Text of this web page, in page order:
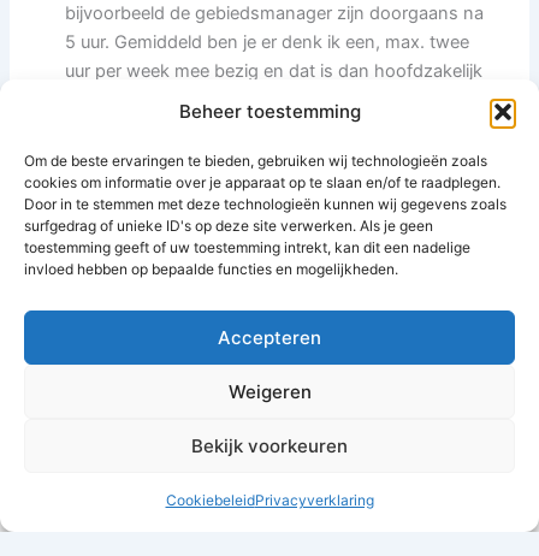
Beheer toestemming
Om de beste ervaringen te bieden, gebruiken wij technologieën zoals
cookies om informatie over je apparaat op te slaan en/of te raadplegen.
Door in te stemmen met deze technologieën kunnen wij gegevens zoals
surfgedrag of unieke ID's op deze site verwerken. Als je geen
toestemming geeft of uw toestemming intrekt, kan dit een nadelige
invloed hebben op bepaalde functies en mogelijkheden.
Accepteren
Weigeren
Bekijk voorkeuren
CookiebeleidPrivacyverklaring
bijvoorbeeld de gebiedsmanager zijn doorgaans na
5 uur. Gemiddeld ben je er denk ik een, max. twee
uur per week mee bezig en dat is dan hoofdzakelijk
mailverkeer. Mocht je interesse hebben om deel uit
te maken van de wijkraad, dan horen we dat graag.
Reacties zijn gesloten.